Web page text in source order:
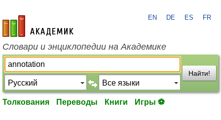
academic.ru
EN DE ES FR
Словари и энциклопедии на Академике
Найти!
Толкования Переводы Книги Игры ⚽